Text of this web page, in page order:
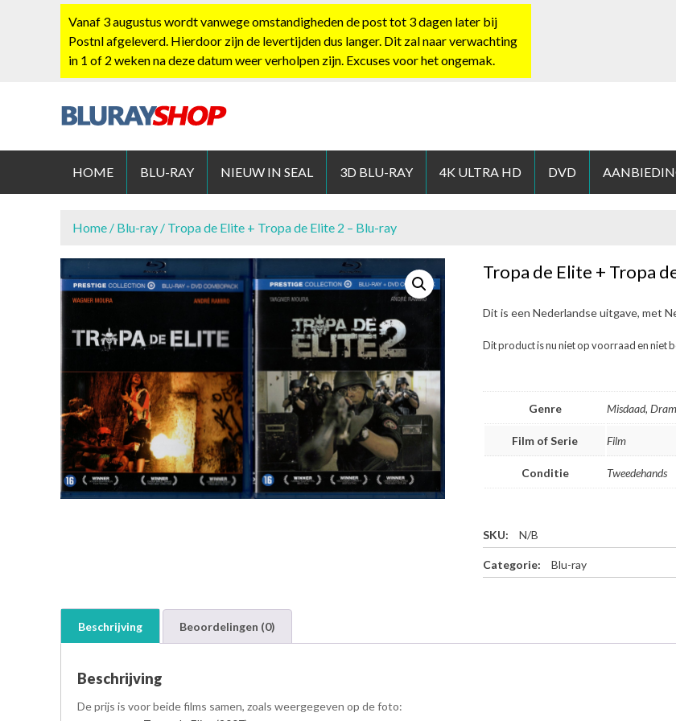
Vanaf 3 augustus wordt vanwege omstandigheden de post tot 3 dagen later bij
Postnl afgeleverd. Hierdoor zijn de levertijden dus langer. Dit zal naar verwachting
in 1 of 2 weken na deze datum weer verholpen zijn. Excuses voor het ongemak.
BLURAYSHOP.NL
HOME BLU-RAY NIEUW IN SEAL 3D BLU-RAY 4K ULTRA HD DVD
Home / Blu-ray / Tropa de Elite + Tropa de Elite 2 – Blu-ray
Tropa de Elite + Tropa
Dit is een Nederlandse uitgave, met
Dit product is nu niet op voorraad en niet
Genre Misdaad,
Film of Serie Film
Conditie Tweedehands
SKU: N/B
Categorie: Blu-ray
Beschrijving Beoordelingen (0)
Beschrijving
De prijs is voor beide films samen, zoals weergegeven op de foto: